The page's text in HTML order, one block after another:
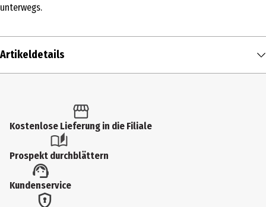
unterwegs.
Artikeldetails
Produkttyp
Zahnaufhellung
Inhaltsstoffe
Aqua, Glycerin, PVP, Ammonium Acryloyldimethyltaurate/VP
Copolymer, Potassium Citrate, Potassium Hydroxide,
Kostenlose Lieferung in die Filiale
Prospekt durchblättern
Kundenservice